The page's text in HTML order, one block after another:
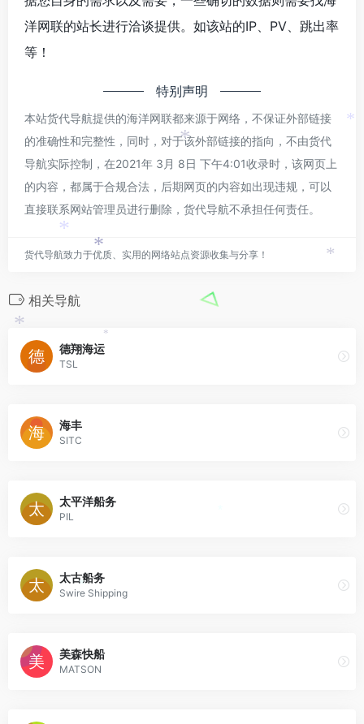
洋网联的站长进行洽谈提供。如该站的IP、PV、跳出率
等！
特别声明
本站货代导航提供的海洋网联都来源于网络，不保证外部链接
的准确性和完整性，同时，对于该外部链接的指向，不由货代
导航实际控制，在2021年 3月 8日 下午4:01收录时，该网页上
的内容，都属于合规合法，后期网页的内容如出现违规，可以
直接联系网站管理员进行删除，货代导航不承担任何责任。
货代导航致力于优质、实用的网络站点资源收集与分享！
相关导航
德翔海运
TSL
海丰
SITC
太平洋船务
PIL
太古船务
Swire Shipping
美森快船
MATSON
*
*
*
*
*